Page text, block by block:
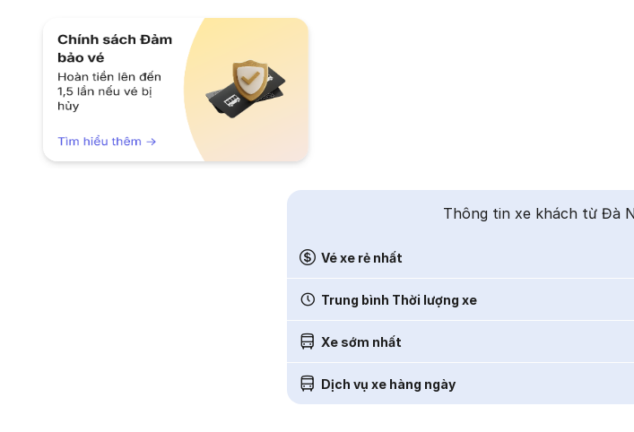
Thông tin xe khách từ Đà
Vé xe rẻ nhất
Trung bình Thời lượng xe
Xe sớm nhất
Dịch vụ xe hàng ngày